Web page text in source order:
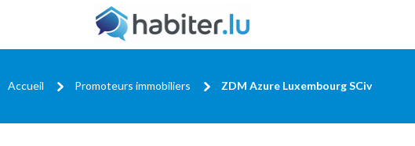
Accueil Promoteurs immobiliers ZDM Azure Luxembourg SCiv